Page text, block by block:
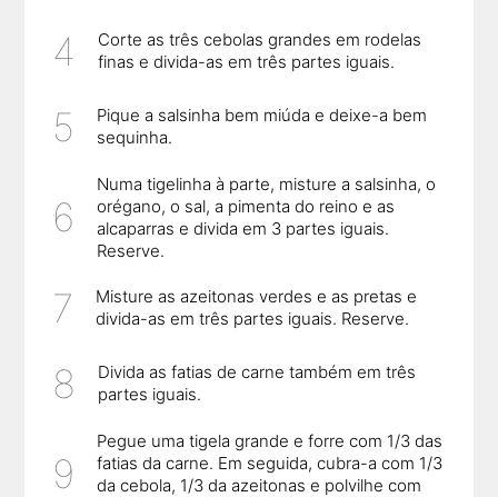
Corte as três cebolas grandes em rodelas
finas e divida-as em três partes iguais.
Pique a salsinha bem miúda e deixe-a bem
sequinha.
Numa tigelinha à parte, misture a salsinha, o
orégano, o sal, a pimenta do reino e as
alcaparras e divida em 3 partes iguais.
Reserve.
Misture as azeitonas verdes e as pretas e
divida-as em três partes iguais. Reserve.
Divida as fatias de carne também em três
partes iguais.
Pegue uma tigela grande e forre com 1/3 das
fatias da carne. Em seguida, cubra-a com 1/3
da cebola, 1/3 da azeitonas e polvilhe com